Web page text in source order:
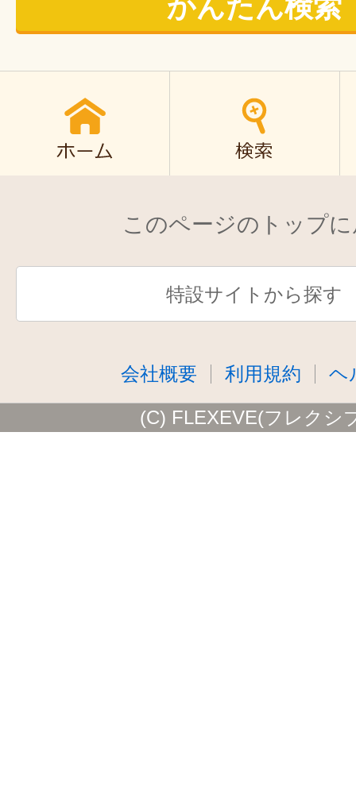
かんたん検索
このページのトップ
特設サイトから探す
会社概要 利用規約 ヘ
(C) FLEXEVE(フレクシ